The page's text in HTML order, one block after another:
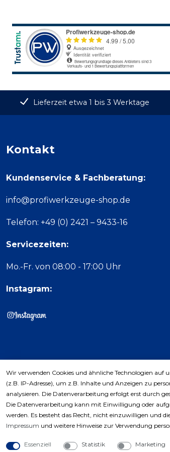
Lieferzeit etwa 1 bis 3 Werktage
Kontakt
Kundenservice & Fachberatung:
info@profiwerkzeuge-shop.de
Telefon: +49 (0) 2421 – 9433-16
Servicezeiten:
Mo.-Fr. von 08:00 - 17:00 Uhr
Instagram:
Wir verwenden Cookies und ähnliche Technologien auf
(z.B. IP-Adresse), um z.B. Inhalte und Anzeigen zu
analysieren. Die Datenverarbeitung erfolgt erst durch
Die Datenverarbeitung kann mit Einwilligung oder
werden. Es besteht das Recht, nicht einzuwilligen und
Impressum und weitere Hinweise zur Verwendung
Essenziell Statistik Marketing